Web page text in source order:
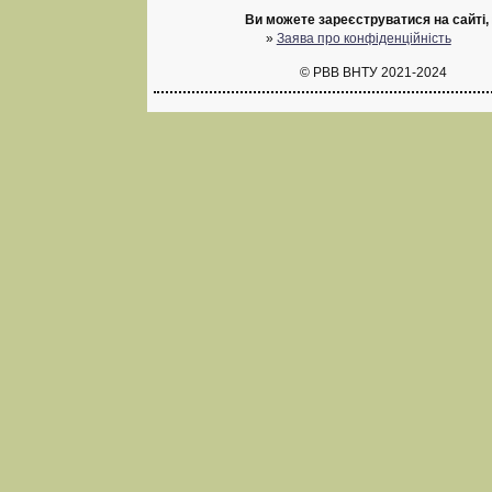
Ви можете зареєструватися на
» Заява про конфіденційність
© РВВ ВНТУ 2021-2024